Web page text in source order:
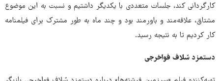
کارگردانی کند، جلسات متعددی با یکدیگر داشتیم و نسبت به این موضوع
مشتاق، علاقه‌مند و باورمند بود و چند ماه به‌ طور مشترک برای فیلمنامه
کار کردیم تا به نتیجه رسید.
دستمزد سٌلاف فواخرجی